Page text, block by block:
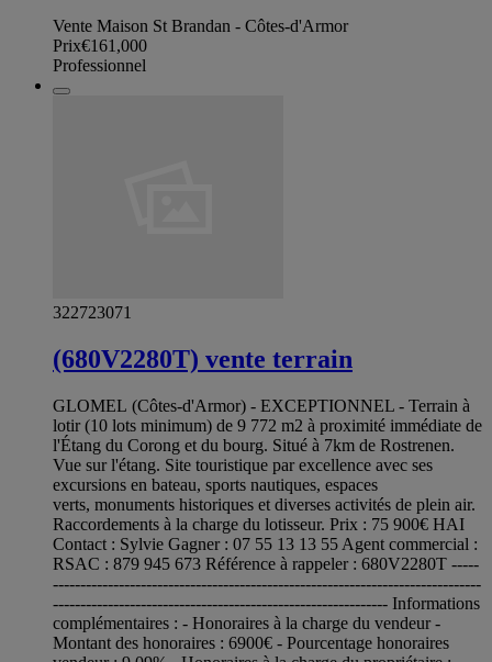
Vente Maison St Brandan - Côtes-d'Armor
Prix€161,000
Professionnel
322723071
(680V2280T) vente terrain
GLOMEL (Côtes-d'Armor) - EXCEPTIONNEL - Terrain à
lotir (10 lots minimum) de 9 772 m2 à proximité immédiate de
l'Étang du Corong et du bourg. Situé à 7km de Rostrenen.
Vue sur l'étang. Site touristique par excellence avec ses
excursions en bateau, sports nautiques, espaces
verts, monuments historiques et diverses activités de plein air.
Raccordements à la charge du lotisseur. Prix : 75 900€ HAI
Contact : Sylvie Gagner : 07 55 13 13 55 Agent commercial :
RSAC : 879 945 673 Référence à rappeler : 680V2280T -----
------------------------------------------------------------------------------
------------------------------------------------------------- Informations
complémentaires : - Honoraires à la charge du vendeur -
Montant des honoraires : 6900€ - Pourcentage honoraires